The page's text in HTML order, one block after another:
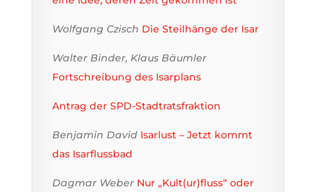
Wolfgang Czisch Die Steilhänge der Isar
Walter Binder, Klaus Bäumler
Fortschreibung des Isarplans
Antrag der SPD-Stadtratsfraktion
Benjamin David Isarlust – Jetzt kommt
das Isarflussbad
Dagmar Weber Nur „Kult(ur)fluss“ oder